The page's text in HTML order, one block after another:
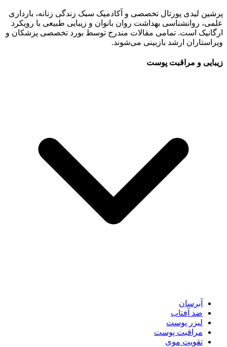
پرشین لیدی پورتال تخصصی و آکادمیک سبک زندگی زنانه، بارداری
علمی، روانشناسی بهداشت روان بانوان و زیبایی طبیعی با رویکرد
ارگانیک است. تمامی مقالات مندرج توسط بورد تخصصی پزشکان و
ویراستاران ارشد بازبینی می‌شوند.
زیبایی و مراقبت پوست
آبرسان
ضد آفتاب
لیزر پوست
مراقبت پوست
تقویت موی